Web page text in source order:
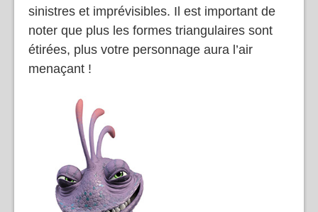
sinistres et imprévisibles. Il est important de
noter que plus les formes triangulaires sont
étirées, plus votre personnage aura l’air
menaçant !